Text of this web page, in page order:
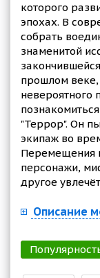
которого
эпохах. В
собрать
знаменитой
прошлом
невероятного
"Террор". Он
экипаж во
Перемещения
персонажи,
другое
Описание